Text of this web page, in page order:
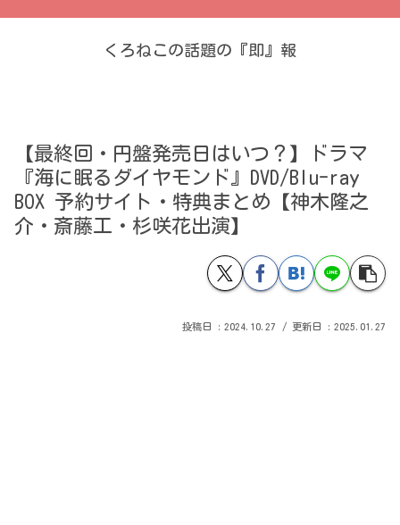
くろねこの話題の『即』報
【最終回・円盤発売日はいつ？】ドラマ
『海に眠るダイヤモンド』DVD/Blu-ray
BOX 予約サイト・特典まとめ【神木隆之
介・斎藤工・杉咲花出演】
2024.10.27 2025.01.27